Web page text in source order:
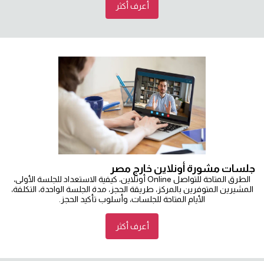
أعرف أكثر
جلسات مشورة أونلاين خارج مصر
الطرق المتاحة للتواصل Online أونلاين، كيفية الاستعداد للجلسة الأولى،
المشيرين المتوفرين بالمركز، طريقة الحجز، مدة الجلسة الواحدة، التكلفة،
الأيام المتاحة للجلسات، وأسلوب تأكيد الحجز.
أعرف أكثر